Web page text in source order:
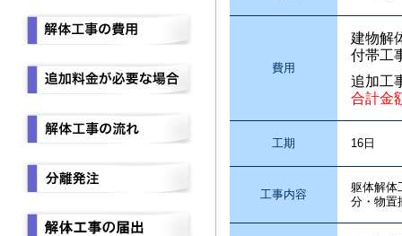
費用
建物解
付帯工
追加工
合計金
工期 16日
工事内容
躯体解
分・物置